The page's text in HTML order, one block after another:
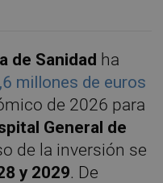
de Sanidad ha
millones de euros
de 2026 para
General de
de la inversión se
y 2029. De